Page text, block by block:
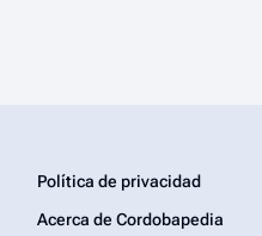
Política de privacidad
Acerca de Cordobapedia